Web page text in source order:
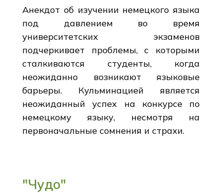
Анекдот об изучении немецкого языка
под давлением во время
университетских экзаменов
подчеркивает проблемы, с которыми
сталкиваются студенты, когда
неожиданно возникают языковые
барьеры. Кульминацией является
неожиданный успех на конкурсе по
немецкому языку, несмотря на
первоначальные сомнения и страхи.
"Чудо"